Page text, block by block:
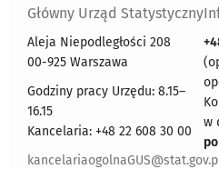
Główny Urząd Statystyczny
Aleja Niepodległości 208
00-925 Warszawa
Godziny pracy Urzędu: 8.15–
16.15
Kancelaria: +48 22 608 30 00
w